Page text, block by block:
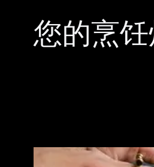
您的烹